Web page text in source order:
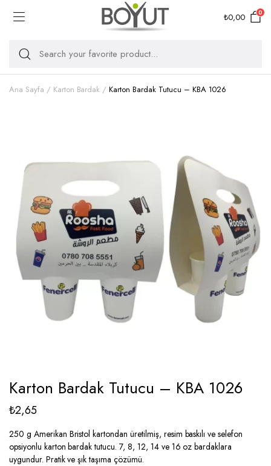
₺0,00 0
Ana Sayfa Karton Bardak Karton Bardak Tutucu – KBA 1026
Karton Bardak Tutucu – KBA 1026
₺2,65
250 g Amerikan Bristol kartondan üretilmiş, resim baskılı ve selefon
opsiyonlu karton bardak tutucu. 7, 8, 12, 14 ve 16 oz bardaklara
uygundur. Pratik ve şık taşıma çözümü.